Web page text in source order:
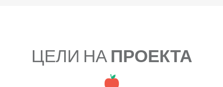
ЦЕЛИ НА ПРОЕКТА